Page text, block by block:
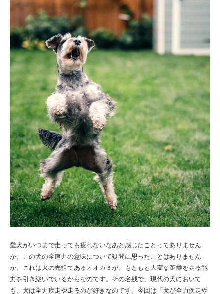
愛犬がいつまで走っても疲れないなあと感じたことってありません
か。この犬の全速力の意味について疑問に思ったことはありません
か。これは犬の先祖であるオオカミが、もともと大変な距離を走る能
力を引き継いでいるからなのです。その名残で、現代の犬において
も、犬は全力疾走や走るのが好きなのです。今回は「犬が全力疾走や